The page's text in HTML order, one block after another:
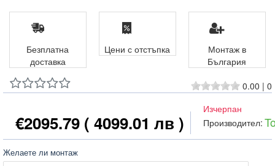
0.00 | 0
€2095.79 ( 4099.01 лв )
Изчерпан
Производител:
Желаете ли монтаж
Безплатна
доставка
Цени с отстъпка
Монтаж в
България